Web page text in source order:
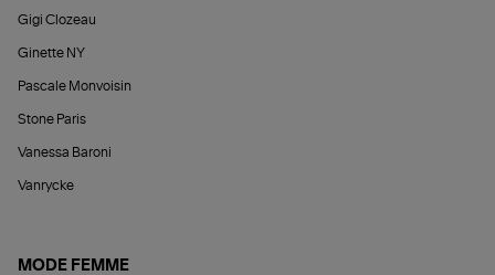
Gigi Clozeau
Ginette NY
Pascale Monvoisin
Stone Paris
Vanessa Baroni
Vanrycke
MODE FEMME